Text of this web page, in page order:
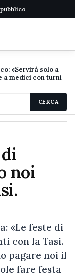
«Servirà solo a
a medici con turni
CERCA
noi
«Le feste di
con la Tasi.
pagare noi il
fare festa